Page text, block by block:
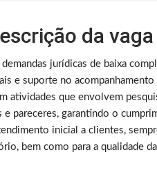
da vaga
jurídicas de baixa
e suporte no
atividades que envolvem
e pareceres, garantindo o
inicial a clientes,
bem como para a qualidade